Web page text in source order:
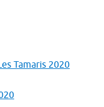
Tamaris 2020